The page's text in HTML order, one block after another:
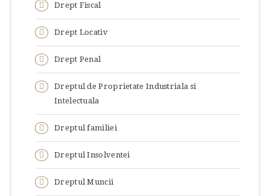
Drept Fiscal
Drept Locativ
Drept Penal
Dreptul de Proprietate Industriala si
Intelectuala
Dreptul familiei
Dreptul Insolventei
Dreptul Muncii